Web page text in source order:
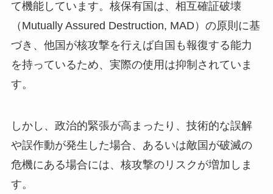
て機能しています。核保有国は、相互確証破壊
（Mutually Assured Destruction, MAD）の原則に基
づき、他国が核攻撃を行えば自国も報復する能力
を持っているため、実際の使用は抑制されていま
す。
しかし、政治的緊張が高まったり、技術的な誤解
や誤作動が発生した場合、あるいは敵国が破滅の
危機にある場合には、核攻撃のリスクが増加しま
す。